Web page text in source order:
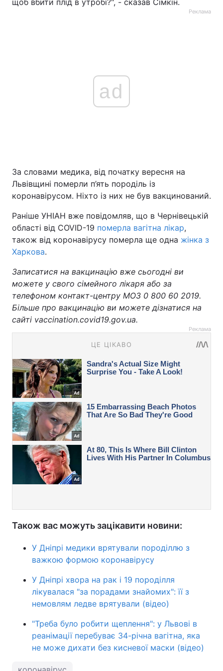
щоб вбити плід в утробі?", - сказав Сімкін.
Реклама
ad
За словами медика, від початку вересня на
Львівщині померли п’ять породіль із
коронавірусом. Ніхто із них не був вакцинований.
Раніше УНІАН вже повідомляв, що в Чернівецькій
області від COVID-19 померла вагітна лікар,
також від коронавірусу померла ще одна жінка з
Харкова.
Записатися на вакцинацію вже сьогодні ви
можете у свого сімейного лікаря або за
телефоном контакт-центру МОЗ 0 800 60 2019.
Більше про вакцинацію ви можете дізнатися на
сайті vaccination.covid19.gov.ua.
Реклама
Також вас можуть зацікавити новини:
У Дніпрі медики врятували породіллю з
важкою формою коронавірусу
У Дніпрі хвора на рак і 19 породілля
лікувалася "за порадами знайомих": її з
немовлям ледве врятували (відео)
"Треба було робити щеплення": у Львові в
реанімації перебуває 34-річна вагітна, яка
не може дихати без кисневої маски (відео)